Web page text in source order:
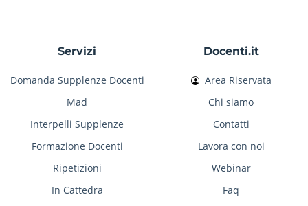
Servizi
Domanda Supplenze Docenti
Mad
Interpelli Supplenze
Formazione Docenti
Ripetizioni
In Cattedra
Docenti.it
Area Riservata
Chi siamo
Contatti
Lavora con noi
Webinar
Faq